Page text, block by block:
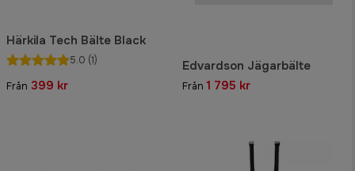
Härkila Tech Bälte Black
5.0 (1)
Från 399 kr
Edvardson Jägarbälte
Från 1 795 kr